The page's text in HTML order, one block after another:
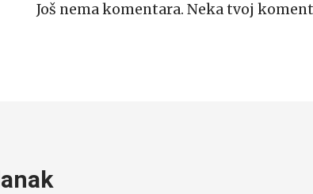
Još nema komentara. Neka tvoj